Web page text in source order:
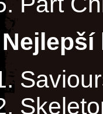
Nejlepší